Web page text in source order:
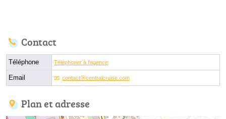
Contact
Téléphone Téléphoner à l'agence
Email contactⓐcentralcruise.com
Plan et adresse